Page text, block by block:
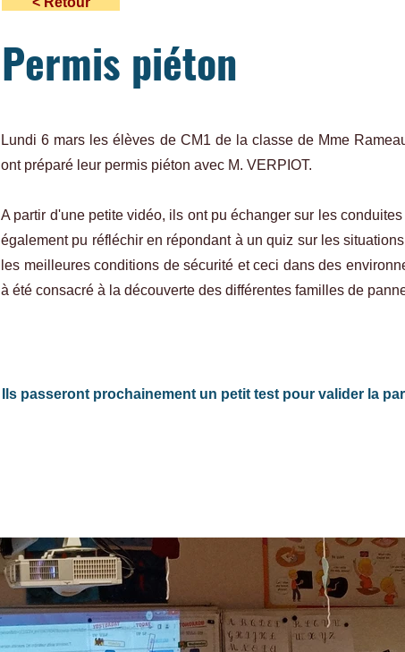
Permis piéton
Lundi 6 mars les élèves de CM1 de la classe de Mme
ont préparé leur permis piéton avec M. VERPIOT.
A partir d'une petite vidéo, ils ont pu échanger sur les
également pu réfléchir en répondant à un quiz sur les
les meilleures conditions de sécurité et ceci dans des
à été consacré à la découverte des différentes familles de
Ils passeront prochainement un petit test pour valider la